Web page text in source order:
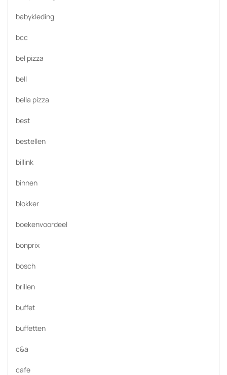
babykleding
bcc
bel pizza
bell
bella pizza
best
bestellen
billink
binnen
blokker
boekenvoordeel
bonprix
bosch
brillen
buffet
buffetten
c&a
cafe